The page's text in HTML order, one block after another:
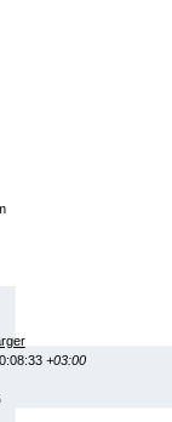
+03:00